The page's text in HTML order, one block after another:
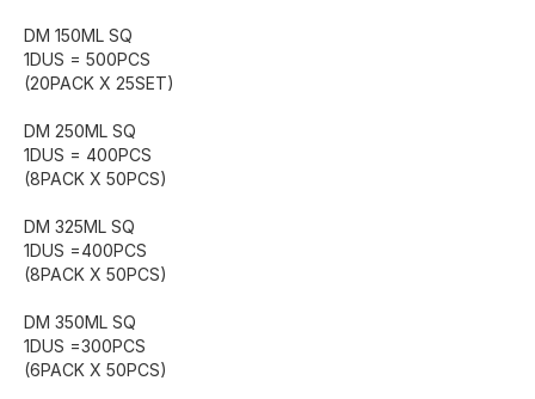
DM 150ML SQ
1DUS = 500PCS
(20PACK X 25SET)
DM 250ML SQ
1DUS = 400PCS
(8PACK X 50PCS)
DM 325ML SQ
1DUS =400PCS
(8PACK X 50PCS)
DM 350ML SQ
1DUS =300PCS
(6PACK X 50PCS)